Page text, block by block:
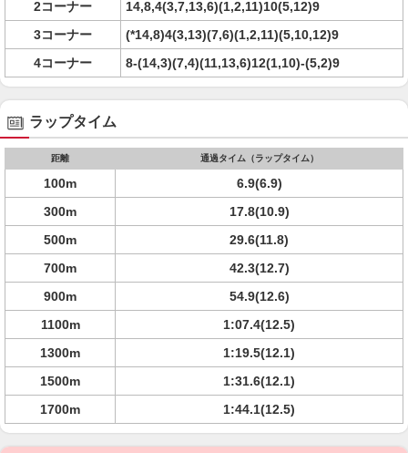
2コーナー
14,8,4(3,7,13,6)(1,2,11)10(5,12)9
3コーナー
(*14,8)4(3,13)(7,6)(1,2,11)(5,10,12)9
4コーナー
8-(14,3)(7,4)(11,13,6)12(1,10)-(5,2)9
ラップタイム
距離 通過タイム（ラップタイム）
100m
6.9(6.9)
300m
17.8(10.9)
500m
29.6(11.8)
700m
42.3(12.7)
900m
54.9(12.6)
1100m
1:07.4(12.5)
1300m
1:19.5(12.1)
1500m
1:31.6(12.1)
1700m
1:44.1(12.5)